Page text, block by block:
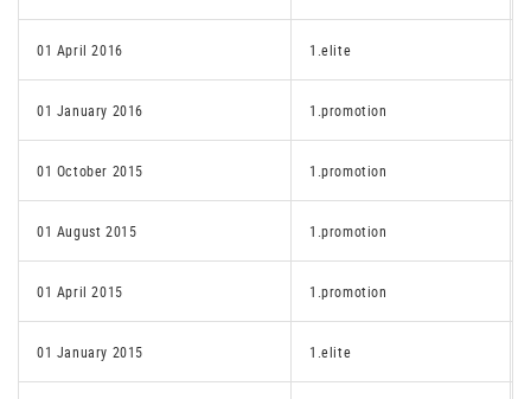
01 April 2016 1.elite
01 January 2016 1.promotion
01 October 2015 1.promotion
01 August 2015 1.promotion
01 April 2015 1.promotion
01 January 2015 1.elite